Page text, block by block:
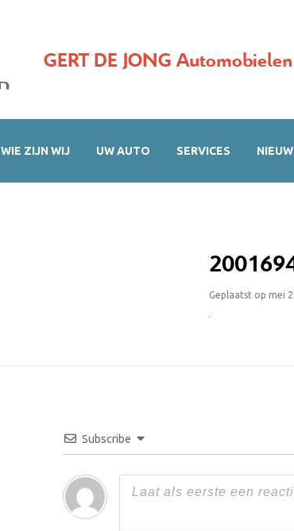
GERT DE JONG Automobielen
WIE ZIJN WIJ UW AUTO SERVICES NIEUW
Geplaatst op mei
Subscribe